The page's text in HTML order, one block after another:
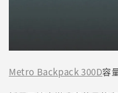
Metro Backpack 300D容